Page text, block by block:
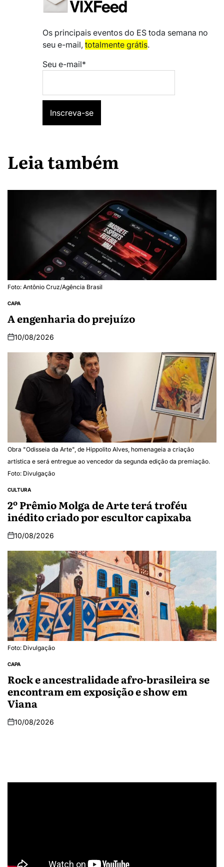
Os principais eventos do ES toda semana no
seu e-mail, totalmente grátis.
Seu e-mail*
Leia também
Foto: Antônio Cruz/Agência Brasil
CAPA
A engenharia do prejuízo
10/08/2026
Obra "Odisseia da Arte", de Hippolito Alves, homenageia a criação
artística e será entregue ao vencedor da segunda edição da premiação.
Foto: Divulgação
CULTURA
2º Prêmio Molga de Arte terá troféu
inédito criado por escultor capixaba
10/08/2026
Foto: Divulgação
CAPA
Rock e ancestralidade afro-brasileira se
encontram em exposição e show em
Viana
10/08/2026